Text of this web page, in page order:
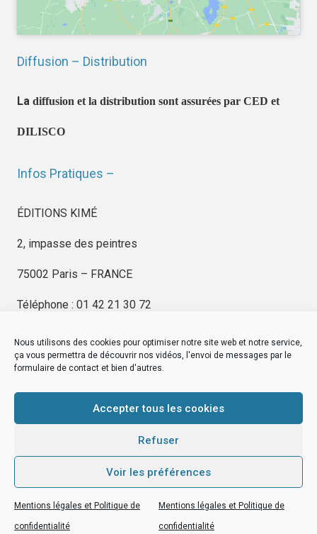
Nous utilisons des cookies pour optimiser notre site web et notre service,
ça vous permettra de découvrir nos vidéos, l'envoi de messages par le
formulaire de contact et bien d'autres.
Accepter tous les cookies
Refuser
Voir les préférences
Mentions légales et Politique de
confidentialité
Mentions légales et Politique de
confidentialité
Diffusion – Distribution
La diffusion et la distribution sont assurées par CED et
DILISCO
Infos Pratiques –
ÉDITIONS KIMÉ
2, impasse des peintres
75002 Paris – FRANCE
Téléphone : 01 42 21 30 72
EDITIONS KIMÉ
Mentions Légales
© byeDovel.com
editionskime.fr
EDITIONS KIMÉ Mentions Légales © byeDovel.com